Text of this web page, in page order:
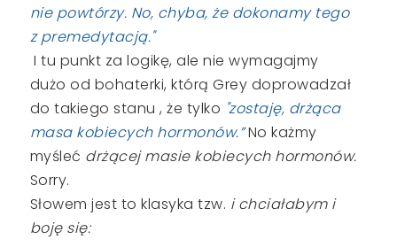
nie powtórzy. No, chyba, że dokonamy tego
z premedytacją."
I tu punkt za logikę, ale nie wymagajmy
dużo od bohaterki, którą Grey doprowadzał
do takiego stanu , że tylko "zostaję, drżąca
masa kobiecych hormonów.”No każmy
myśleć drżącej masie kobiecych hormonów.
Sorry.
Słowem jest to klasyka tzw. i chciałabym i
boję się: